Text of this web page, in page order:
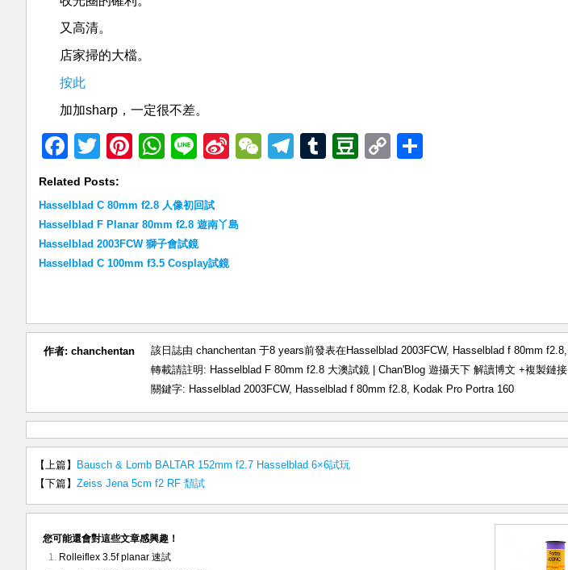
又高清。
店家掃的大檔。
按此
加加sharp，一定很不差。
Facebook
TwitterPinterest
WhatsApp
LineSinaWeChat
Telegram
Tumblr
Douban
Copy
Related Posts:
Hasselblad C 80mm f2.8 人像初回試
Hasselblad F Planar 80mm f2.8 遊南丫島
Hasselblad 2003FCW 獅子會試鏡
Hasselblad C 100mm f3.5 Cosplay試鏡
作者: chanchentan 該日誌由 chanchentan 于8 years前發表在Hasselblad 2003FCW, Hasselblad f 80mm f2.8,
轉載請註明: Hasselblad F 80mm f2.8 大澳試鏡 | Chan'Blog 遊攝天下 解讀博文 +複製鏈接
關鍵字: Hasselblad 2003FCW, Hasselblad f 80mm f2.8, Kodak Pro Portra 160
【上篇】
Bausch & Lomb BALTAR 152mm f2.7 Hasselblad 6×6試玩
【下篇】 Zeiss Jena 5cm f2 RF 頹試
您可能還會對這些文章感興趣！
Rolleiflex 3.5f planar 速試